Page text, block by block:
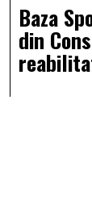
Baza
din